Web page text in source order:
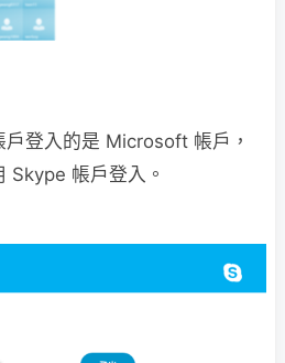
登入的是 Microsoft 帳戶，
Skype 帳戶登入。